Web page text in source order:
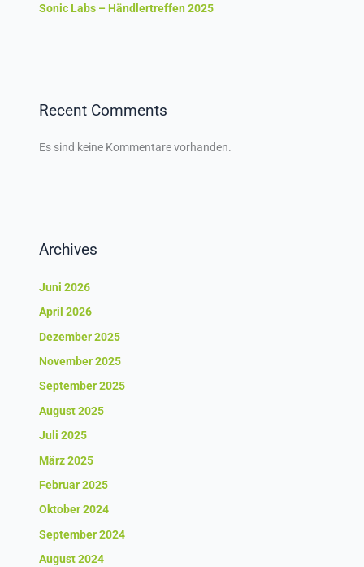
Sonic Labs – Händlertreffen 2025
Recent Comments
Es sind keine Kommentare vorhanden.
Archives
Juni 2026
April 2026
Dezember 2025
November 2025
September 2025
August 2025
Juli 2025
März 2025
Februar 2025
Oktober 2024
September 2024
August 2024